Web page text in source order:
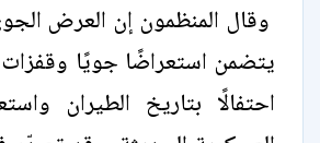
وقال المنظمون إن العرض
يتضمن استعراضًا جويًا وقفزات
احتفالًا بتاريخ الطيران